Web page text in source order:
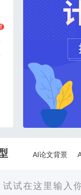
网
软
信息系统管理工程师
项目管理
AI论文背景